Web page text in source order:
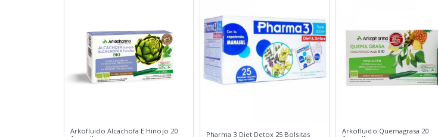
Arkofluido Alcachofa E Hinojo 20
Pharma 3 Diet Detox 25 Bolsitas
Arkofluido Quemagrasa 20